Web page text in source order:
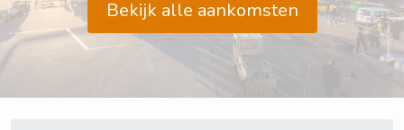
Bekijk alle aankomsten